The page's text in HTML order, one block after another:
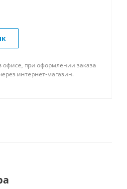
офисе, при оформлении заказа
интернет-магазин.